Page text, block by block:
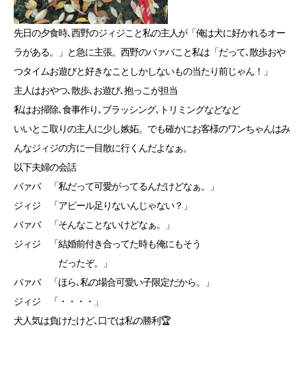
先日の夕食時､西野のジィジこと私の主人が「俺は犬に好かれるオー
ラがある。」と急に主張。西野のバァバこと私は「だって､散歩おや
つタイムお遊びと好きなことしかしないもの当たり前じゃん！」
主人はおやつ､散歩､お遊び､抱っこが担当
私はお掃除､食事作り､ブラッシング､トリミングなどなど
いいとこ取りの主人に少し嫉妬。でも確かにお客様のワンちゃんはみ
んなジィジの方に一目散に行くんだよなぁ。
以下夫婦の会話
バァバ 「私だって可愛がってるんだけどなぁ。」
ジィジ 「アピール足りないんじゃない？」
バァバ 「そんなことないけどなぁ。」
ジィジ 「結婚前付き合ってた時も俺にもそう
だったぞ。」
バァバ 「ほら､私の場合可愛い子限定だから。」
ジィジ 「・・・・」
犬人気は負けたけど､口では私の勝利🏆